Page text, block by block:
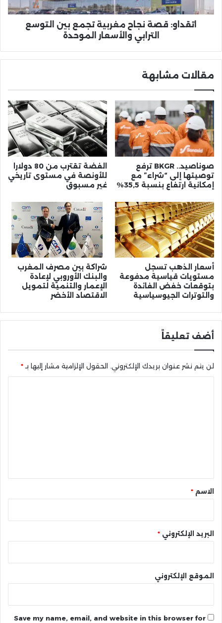
والأسعار
الموحدةاتقداو: قصة نجاح مغربية تجمع بين التوسع
الترابي والأسعار الموحدة
مقالات مشابهة
صوناصيد.. BKGR ترفع
توصيتها إلى “شراء” مع
إمكانية ارتفاع بنسبة 35,5%
الفضة تقترب من 80 دولارا
للأونصة في مستوى تاريخي
غير مسبوق
أسعار الذهب تسجل
مستويات قياسية مدفوعة
بتوقعات خفض الفائدة
والتوترات الجيوسياسية
شراكة بين مصرف المغرب
والبنك الأوروبي لإعادة
الإعمار والتنمية لتمويل
الاقتصاد الأخضر
أضف تعليقاً
لن يتم نشر عنوان بريدك الإلكتروني. الحقول الإلزامية مشار إليها بـ*
* الاسم *
البريد الإلكتروني *
الموقع الإلكتروني
Save my name, email, and website in this browser for